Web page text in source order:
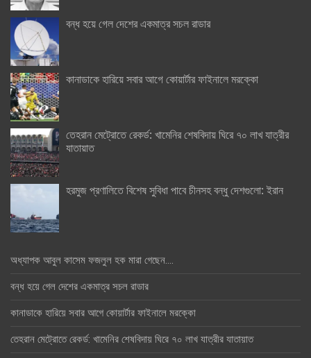
বন্ধ হয়ে গেল দেশের একমাত্র সচল রাডার
কানাডাকে হারিয়ে সবার আগে কোয়ার্টার ফাইনালে মরক্কো
তেহরান মেট্রোতে রেকর্ড: খামেনির শেষবিদায় ঘিরে ৭০ লাখ যাত্রীর
যাতায়াত
হরমুজ প্রণালিতে বিশেষ সুবিধা পাবে চীনসহ বন্ধু দেশগুলো: ইরান
অধ্যাপক আবুল কাসেম ফজলুল হক মারা গেছেন….
বন্ধ হয়ে গেল দেশের একমাত্র সচল রাডার
কানাডাকে হারিয়ে সবার আগে কোয়ার্টার ফাইনালে মরক্কো
তেহরান মেট্রোতে রেকর্ড: খামেনির শেষবিদায় ঘিরে ৭০ লাখ যাত্রীর যাতায়াত